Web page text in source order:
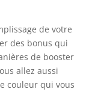
de votre
des bonus qui
de booster
allez aussi
couleur qui vous